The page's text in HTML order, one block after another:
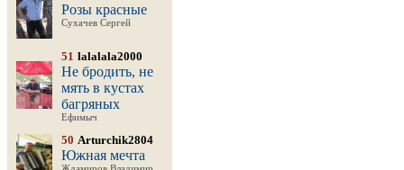
Розы красные
Сухачев Сергей
51 lalalala2000
Не бродить, не
мять в кустах
багряных
Ефимыч
50 Arturchik2804
Южная мечта